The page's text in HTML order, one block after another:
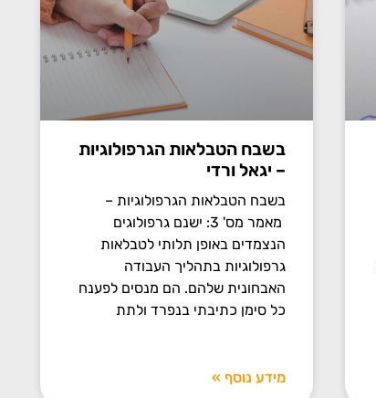
בשבח הטבלאות הגרפולוגיות
– יגאל ורדי
בשבח הטבלאות הגרפולוגיות –
מאמר מס' 3: ישנם גרפולוגים
הנצמדים באופן תלותי לטבלאות
גרפולוגיות בתהליך העבודה
האבחונית שלהם. הם מנסים לפענח
כל סימן כתיבתי בנפרד ולתת
מידע נוסף »